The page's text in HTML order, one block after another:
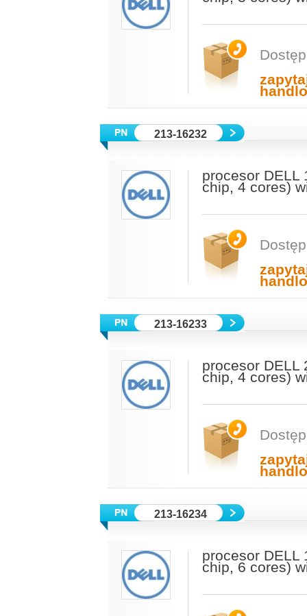
213-16232
procesor DELL
chip, 4 cores)
213-16233
procesor DELL
chip, 4 cores)
213-16234
procesor DELL
chip, 6 cores)